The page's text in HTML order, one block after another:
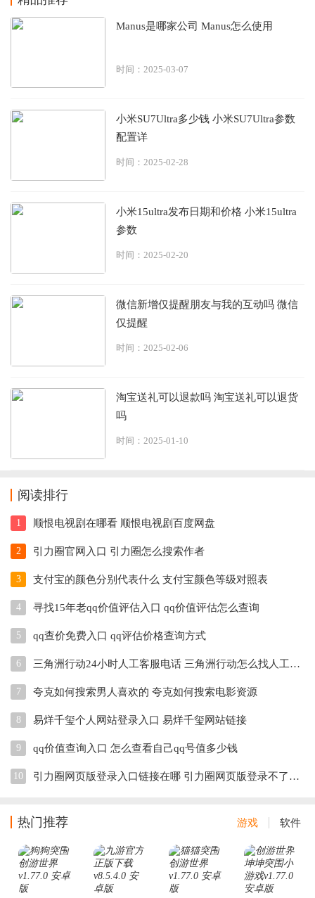
Manus是哪家公司 Manus怎么使用
时间：2025-03-07
小米SU7Ultra多少钱 小米SU7Ultra参数
配置详
时间：2025-02-28
小米15ultra发布日期和价格 小米15ultra
参数
时间：2025-02-20
微信新增仅提醒朋友与我的互动吗 微信
仅提醒
时间：2025-02-06
淘宝送礼可以退款吗 淘宝送礼可以退货
吗
时间：2025-01-10
阅读排行
1 顺恨电视剧在哪看 顺恨电视剧百度网盘
2 引力圈官网入口 引力圈怎么搜索作者
3 支付宝的颜色分别代表什么 支付宝颜色等级对照表
4 寻找15年老qq价值评估入口 qq价值评估怎么查询
5 qq查价免费入口 qq评估价格查询方式
6 三角洲行动24小时人工客服电话 三角洲行动怎么找人工客服
7 夸克如何搜索男人喜欢的 夸克如何搜索电影资源
8 易烊千玺个人网站登录入口 易烊千玺网站链接
9 qq价值查询入口 怎么查看自己qq号值多少钱
10 引力圈网页版登录入口链接在哪 引力圈网页版登录不了怎么办
热门推荐 游戏 软件